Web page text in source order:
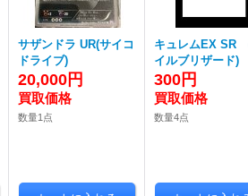
サザンドラ UR(サイコ
ドライブ)
20,000円
数量1点
キュレムEX SR
イルブリザード)
300円
数量4点